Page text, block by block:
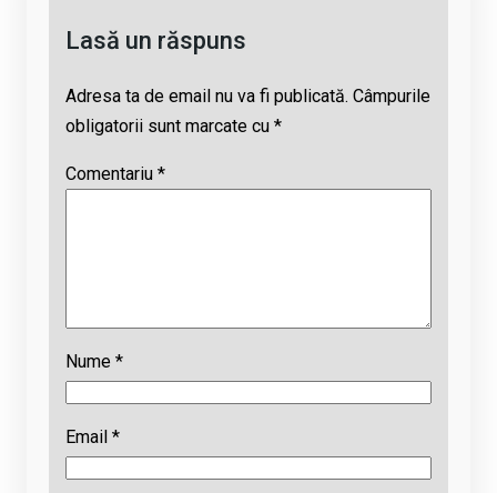
Lasă un răspuns
Adresa ta de email nu va fi publicată. Câmpurile
obligatorii sunt marcate cu *
Comentariu *
Nume *
Email *